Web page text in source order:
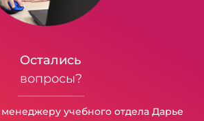
Остались
вопросы?
учебного отдела Дарье